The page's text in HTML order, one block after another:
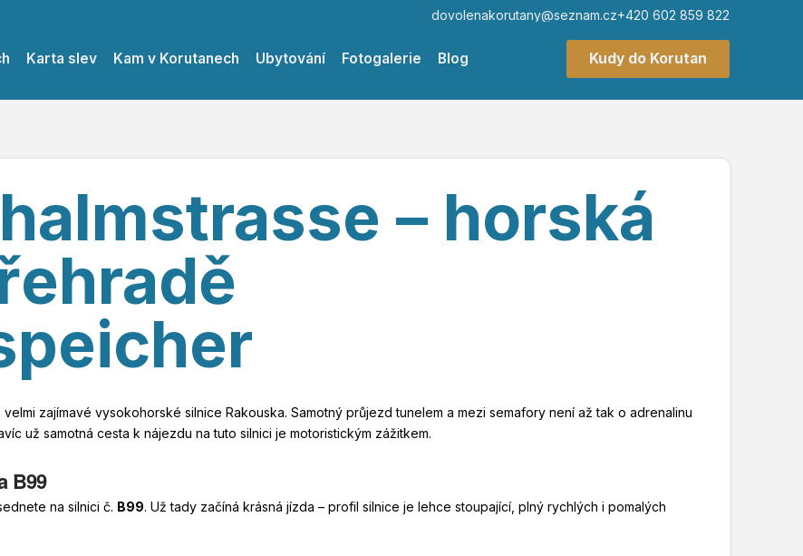
dovolenakorutany@seznam.cz+420 602 859 822
Karta slev Kam v Korutanech Ubytování Fotogalerie Blog Kudy do Korutan
– horská
zajímavé vysokohorské silnice Rakouska. Samotný průjezd tunelem a mezi semafory není až tak o adrenalinu
už samotná cesta k nájezdu na tuto silnici je motoristickým zážitkem.
B99
na silnici č. B99. Už tady začíná krásná jízda – profil silnice je lehce stoupající, plný rychlých i pomalých